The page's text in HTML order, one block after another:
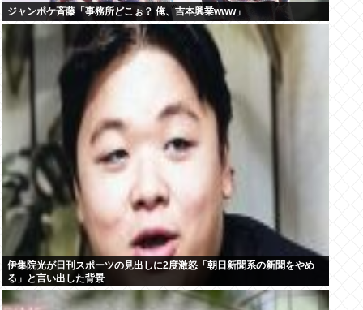
ジャンポケ斉藤「事務所どこぉ？ 俺、吉本興業www」
伊集院光が日刊スポーツの見出しに2度激怒「朝日新聞系の新聞をやめ
る」と言い出した背景